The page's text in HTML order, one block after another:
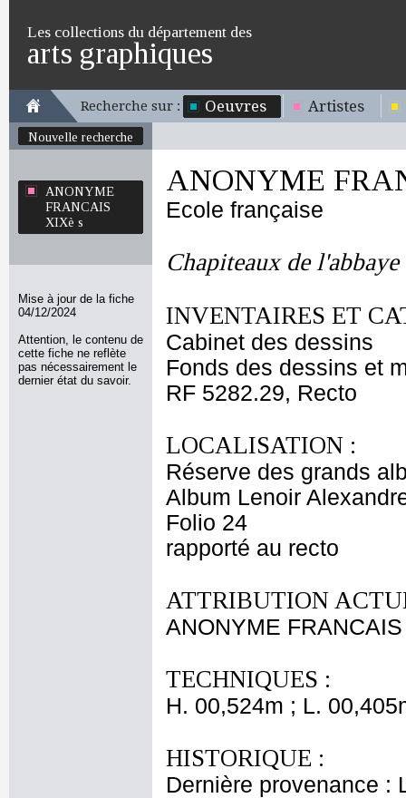
Les collections du département des
arts graphiques
Recherche sur : Oeuvres Artistes
Nouvelle recherche
ANONYME
FRANCAIS
XIXè s
Mise à jour de la fiche
04/12/2024
Attention, le contenu de
cette fiche ne reflète
pas nécessairement le
dernier état du savoir.
ANONYME
Ecole française
Chapiteaux de
INVENTAIRES ET
Cabinet des dessins
Fonds des dessins et
RF 5282.29, Recto
LOCALISATION :
Réserve des grands
Album Lenoir
Folio 24
rapporté au recto
ATTRIBUTION
ANONYME
TECHNIQUES :
H. 00,524m ; L.
HISTORIQUE :
Dernière provenance :